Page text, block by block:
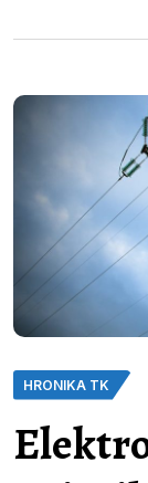
HRONIKA TK